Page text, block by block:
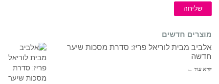
שליחה
מוצרים חדשים
אלביב מבית לוריאל פריז: סדרת מסכות שיער
חדשה
קרא עוד ←